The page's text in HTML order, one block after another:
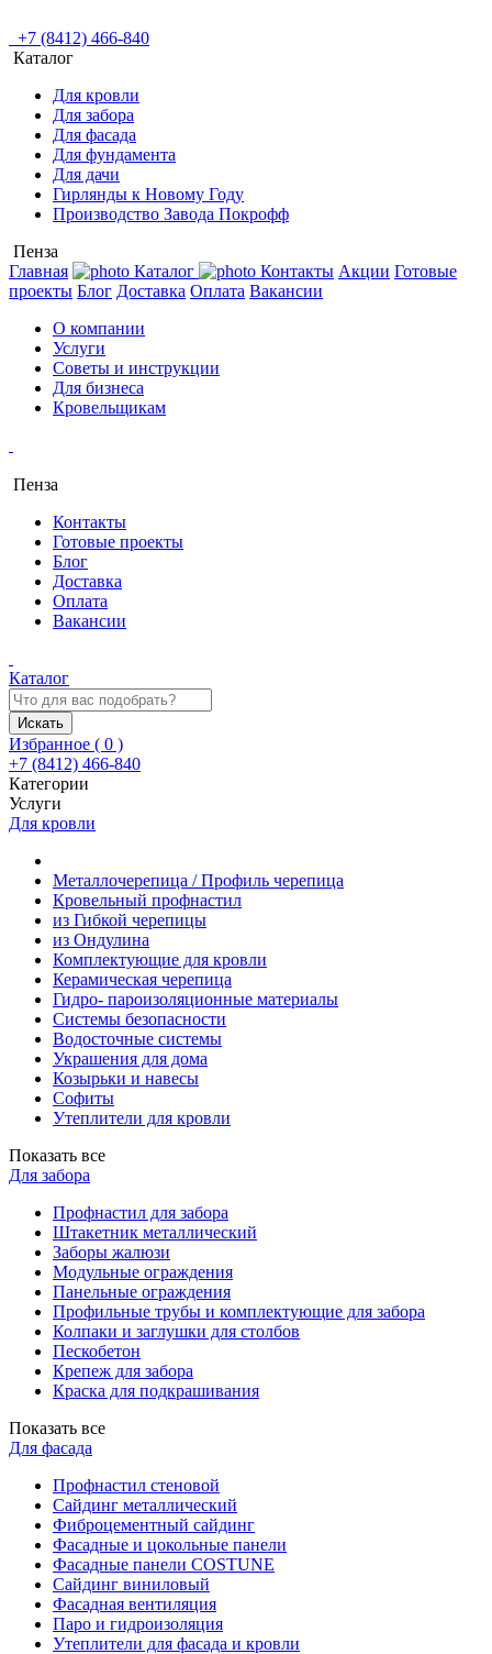
+7 (8412) 466-840
Каталог
Для кровли
Для забора
Для фасада
Для фундамента
Для дачи
Гирлянды к Новому Году
Производство Завода Покрофф
Пенза
Главная
Каталог Контакты Акции Готовые
проекты Блог Доставка Оплата Вакансии
О компании
Услуги
Советы и инструкции
Для бизнеса
Кровельщикам
Пенза
Контакты
Готовые проекты
Блог
Доставка
Оплата
Вакансии
Каталог
Искать
Избранное ( 0 )
+7 (8412) 466-840
Категории
Услуги
Для кровли
Металлочерепица / Профиль черепица
Кровельный профнастил
из Гибкой черепицы
из Ондулина
Комплектующие для кровли
Керамическая черепица
Гидро- пароизоляционные материалы
Системы безопасности
Водосточные системы
Украшения для дома
Козырьки и навесы
Софиты
Утеплители для кровли
Показать все
Для забора
Профнастил для забора
Штакетник металлический
Заборы жалюзи
Модульные ограждения
Панельные ограждения
Профильные трубы и комплектующие для забора
Колпаки и заглушки для столбов
Пескобетон
Крепеж для забора
Краска для подкрашивания
Показать все
Для фасада
Профнастил стеновой
Сайдинг металлический
Фиброцементный сайдинг
Фасадные и цокольные панели
Фасадные панели COSTUNE
Сайдинг виниловый
Фасадная вентиляция
Паро и гидроизоляция
Утеплители для фасада и кровли